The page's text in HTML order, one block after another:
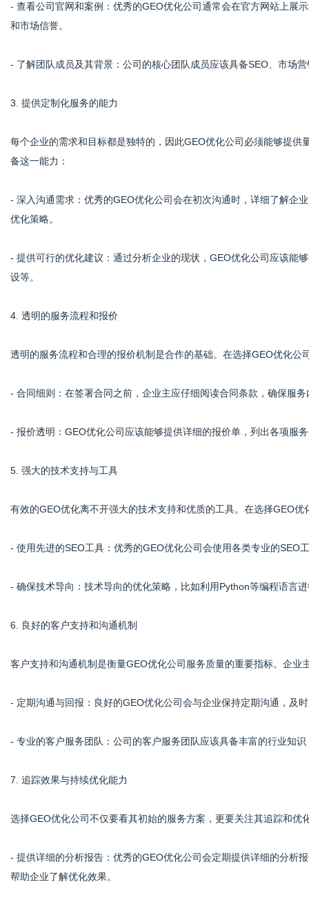
- 查看公司官网和案例：优秀的GEO优化公司通常会在官方网站上展
和市场信誉。
- 了解团队成员及其背景：公司的核心团队成员应该具备SEO、市场
3. 提供定制化服务的能力
每个企业的需求和目标都是独特的，因此GEO优化公司必须能够提
备这一能力：
- 深入沟通需求：优秀的GEO优化公司会在初次沟通时，详细了解企
优化策略。
- 提供可行的优化建议：通过分析企业的现状，GEO优化公司应该能
设等。
4. 透明的服务流程和报价
透明的服务流程和合理的报价机制是合作的基础。在选择GEO优化公
- 合同细则：在签署合同之前，企业主应仔细阅读合同条款，确保服
- 报价透明：GEO优化公司应该能够提供详细的报价单，列出各项服
5. 强大的技术支持与工具
有效的GEO优化离不开强大的技术支持和优质的工具。在选择GEO
- 使用先进的SEO工具：优秀的GEO优化公司会使用各类专业的SEO
- 确保技术导向：技术导向的优化策略，比如利用Python等编程语言
6. 良好的客户支持和沟通机制
客户支持和沟通机制是衡量GEO优化公司服务质量的重要指标。企业
- 定期沟通与回报：良好的GEO优化公司会与企业保持定期沟通，及
- 专业的客户服务团队：公司的客户服务团队应该具备丰富的行业知
7. 追踪效果与持续优化能力
选择GEO优化公司不仅要看其初始的服务方案，更要关注其追踪和
- 提供详细的分析报告：优秀的GEO优化公司会定期提供详细的分析
帮助企业了解优化效果。